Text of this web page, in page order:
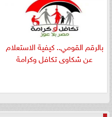
بالرقم القومي.. كيفية الاستعلام
عن شكاوى تكافل وكرامة